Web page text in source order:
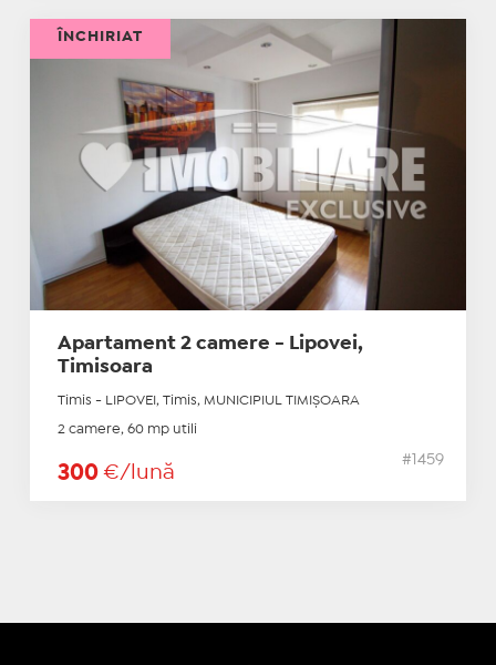
Apartament 2 camere - Lipovei,
Timisoara
Timis - LIPOVEI, Timis, MUNICIPIUL TIMIŞOARA
2 camere, 60 mp utili
300 €/lună
#1459
ÎNCHIRIAT